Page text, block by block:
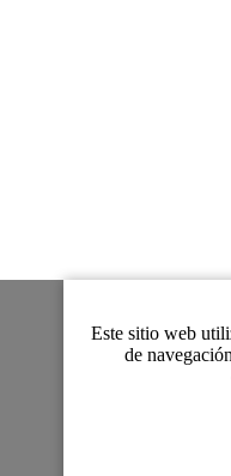
Este sitio web
de